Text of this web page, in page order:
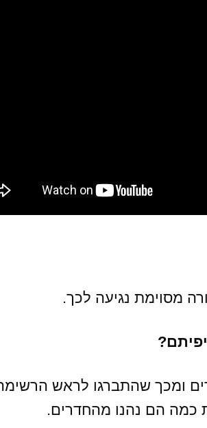
מסוימת נגיעה לכך.
ומכך שהתברגו לראש
כמה הם נהנו מהחדרים.